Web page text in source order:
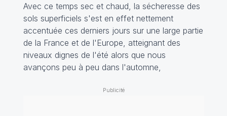
Avec ce temps sec et chaud, la sécheresse des
sols superficiels s'est en effet nettement
accentuée ces derniers jours sur une large partie
de la France et de l'Europe, atteignant des
niveaux dignes de l'été alors que nous
avançons peu à peu dans l'automne,